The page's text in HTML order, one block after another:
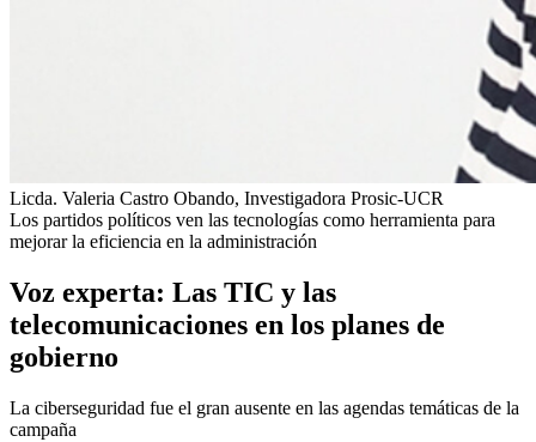
Licda. Valeria Castro Obando, Investigadora Prosic-UCR
Los partidos políticos ven las tecnologías como herramienta para
mejorar la eficiencia en la administración
Voz experta: Las TIC y las
telecomunicaciones en los planes de
gobierno
La ciberseguridad fue el gran ausente en las agendas temáticas de la
campaña